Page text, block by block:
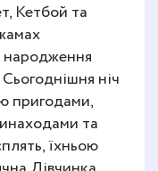
Кетбой та
народження
ніч
пригодами,
та
їхньою